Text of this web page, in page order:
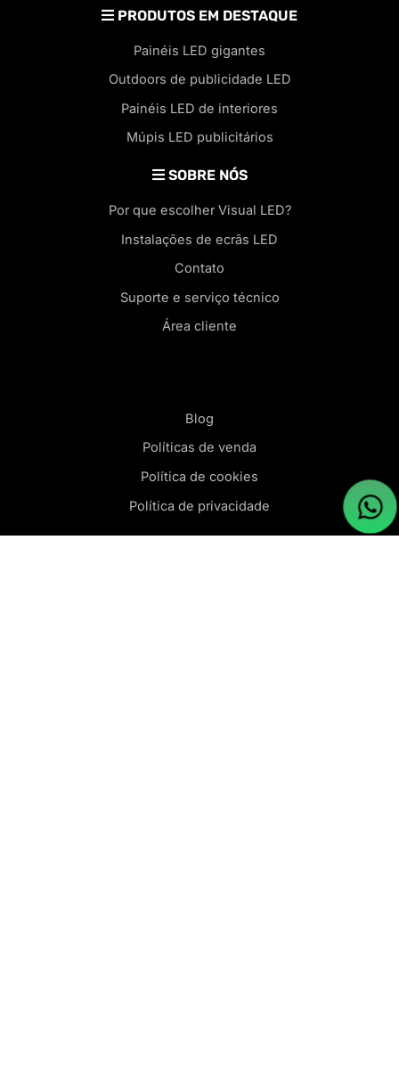
PRODUTOS EM DESTAQUE
Painéis LED gigantes
Outdoors de publicidade LED
Painéis LED de interiores
Múpis LED publicitários
SOBRE NÓS
Por que escolher Visual LED?
Instalações de ecrãs LED
Contato
Suporte e serviço técnico
Área cliente
Blog
Políticas de venda
Política de cookies
Política de privacidade